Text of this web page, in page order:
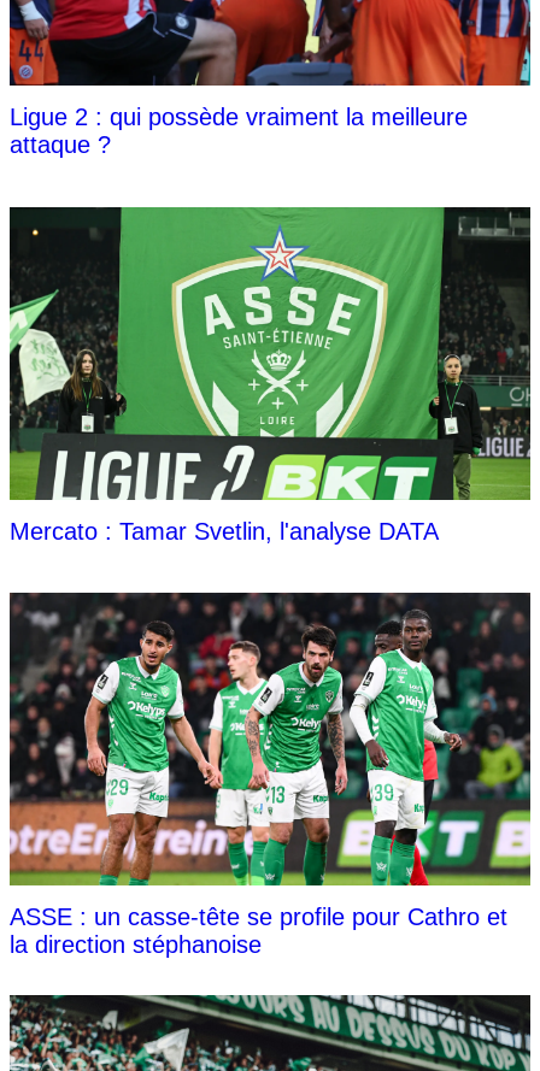
Ligue 2 : qui possède vraiment la meilleure
attaque ?
Mercato : Tamar Svetlin, l'analyse DATA
ASSE : un casse-tête se profile pour Cathro et
la direction stéphanoise